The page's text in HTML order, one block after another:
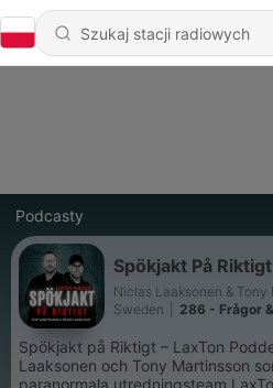
Podcasty
Spökjakt På
Niclas Laaksonen &
Sweden
286 - Frågor
Spökjakt på Riktigt – LaxTon
Laaksonen och Tony Martinsson
paranormala utredningsteam